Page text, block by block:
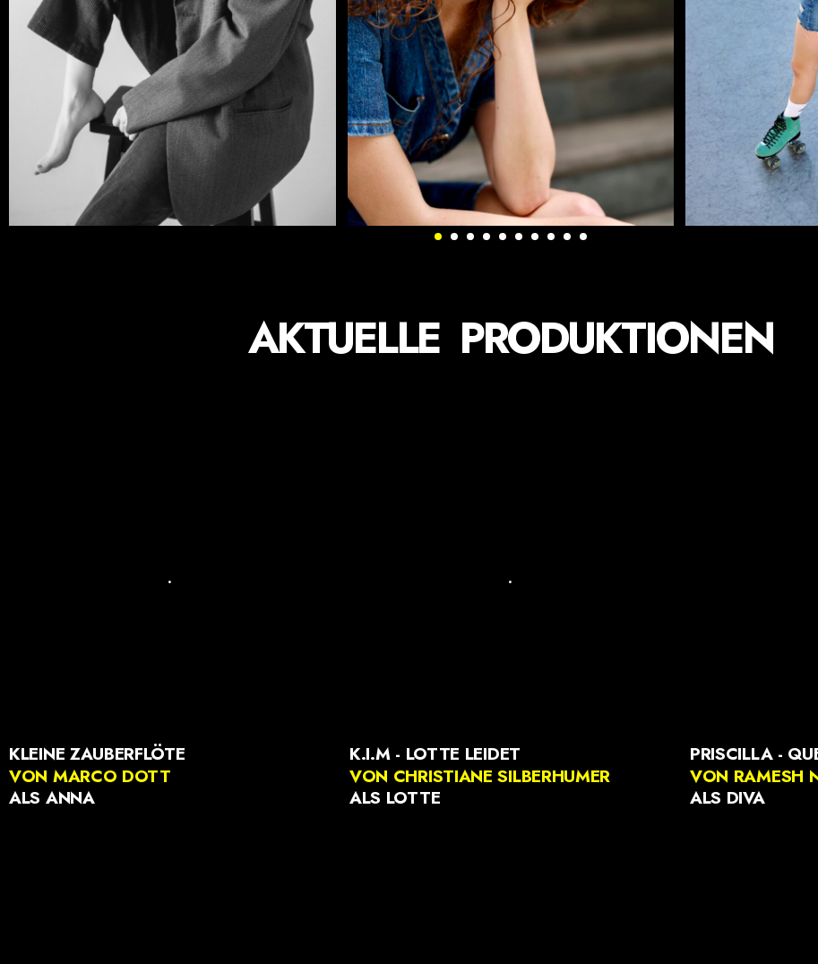
AKTUELLE PRODUKTIONEN
.
KLEINE ZAUBERFLÖTE
VON MARCO DOTT
ALS ANNA
.
K.I.M - LOTTE LEIDET
VON CHRISTIANE SILBERHUMER
ALS LOTTE
PRISCILLA -
VON RAMESH
ALS DIVA